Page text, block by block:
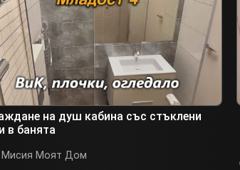
на душ кабина със стъклени
в банята
Мисия Моят Дом